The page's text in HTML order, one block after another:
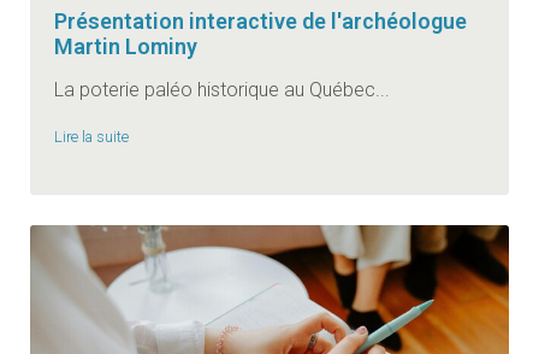
Présentation interactive de l'archéologue
Martin Lominy
La poterie paléo historique au Québec...
Lire la suite